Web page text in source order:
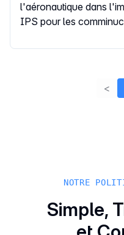
l'aéronautique dans
IPS pour les
<
NOTRE
Simple,